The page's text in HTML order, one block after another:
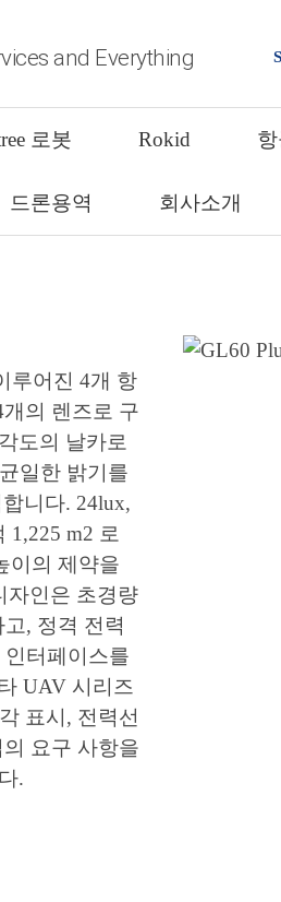
and Everything
로봇 Rokid
드론용역 회사소개
루어진 4개 항
의 렌즈로 구
도의 날카로
일한 밝기를
니다. 24lux,
1,225 m2 로
이의 제약을
자인은 초경량
, 정격 전력
인터페이스를
UAV 시리즈
표시, 전력선
요구 사항을
.